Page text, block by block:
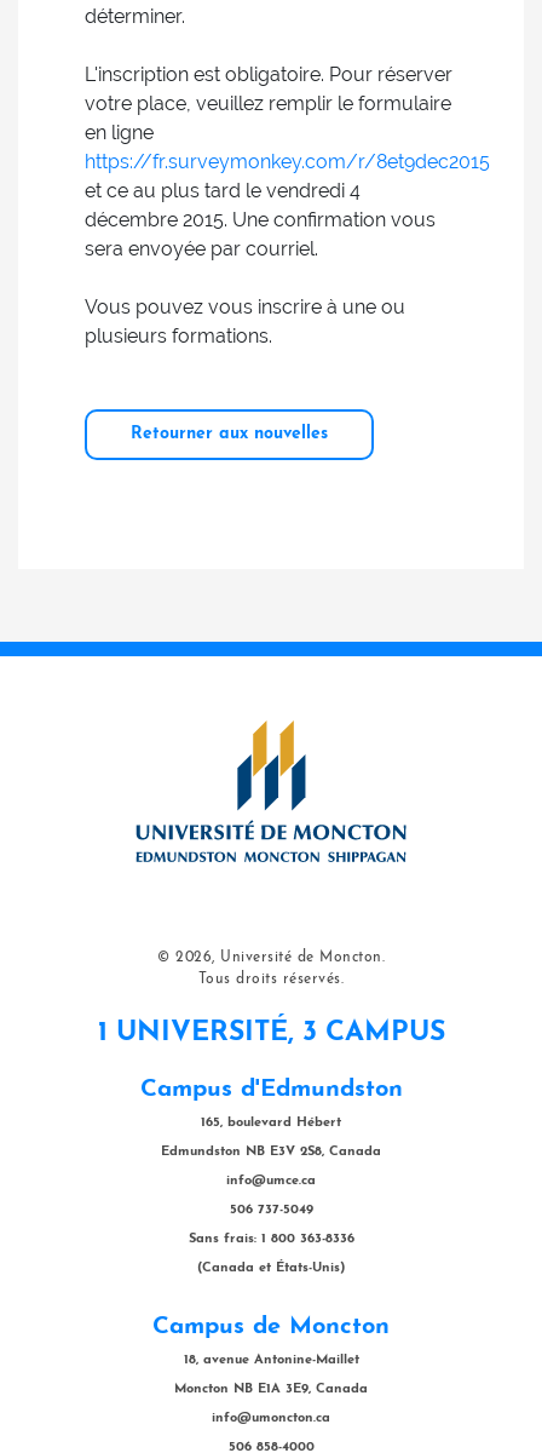
déterminer.
L'inscription est obligatoire. Pour réserver
votre place, veuillez remplir le formulaire
en ligne
https://fr.surveymonkey.com/r/8et9dec2015
et ce au plus tard le vendredi 4
décembre 2015. Une confirmation vous
sera envoyée par courriel.
Vous pouvez vous inscrire à une ou
plusieurs formations.
Retourner aux nouvelles
© 2026, Université de Moncton.
Tous droits réservés.
1 UNIVERSITÉ, 3 CAMPUS
Campus d'Edmundston
165, boulevard Hébert
Edmundston NB E3V 2S8, Canada
info@umce.ca
506 737-5049
Sans frais: 1 800 363-8336
(Canada et États-Unis)
Campus de Moncton
18, avenue Antonine-Maillet
Moncton NB E1A 3E9, Canada
info@umoncton.ca
506 858-4000